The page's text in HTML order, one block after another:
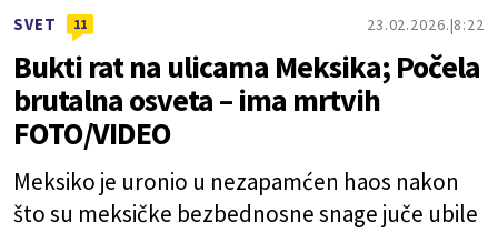
SVET 11 23.02.2026. 8:22
Bukti rat na ulicama Meksika; Počela
brutalna osveta – ima mrtvih
FOTO/VIDEO
Meksiko je uronio u nezapamćen haos nakon
što su meksičke bezbednosne snage juče ubile